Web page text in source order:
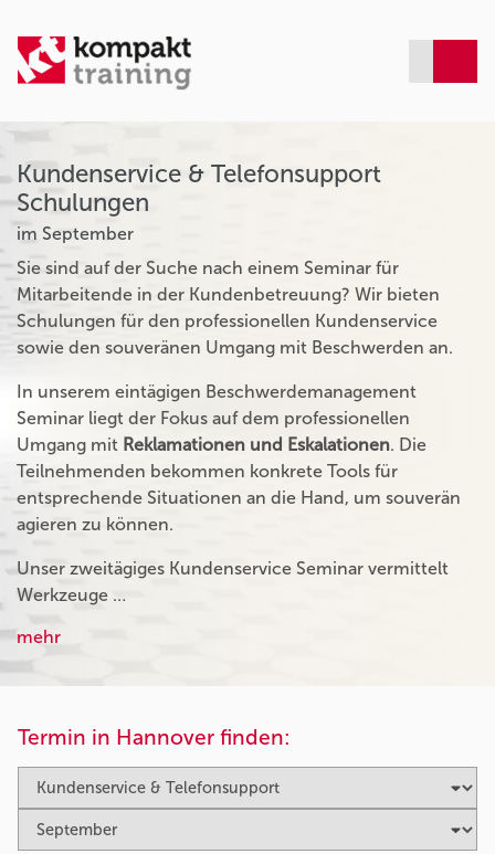
Kundenservice & Telefonsupport
Schulungen
im September
Sie sind auf der Suche nach einem Seminar für
Mitarbeitende in der Kundenbetreuung? Wir bieten
Schulungen für den professionellen Kundenservice
sowie den souveränen Umgang mit Beschwerden an.
In unserem eintägigen Beschwerdemanagement
Seminar liegt der Fokus auf dem professionellen
Umgang mit Reklamationen und Eskalationen. Die
Teilnehmenden bekommen konkrete Tools für
entsprechende Situationen an die Hand, um souverän
agieren zu können.
Unser zweitägiges Kundenservice Seminar vermittelt
Werkzeuge …
mehr
Termin in Hannover finden: